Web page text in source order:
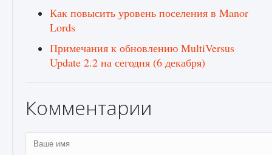
Как повысить уровень поселения в Manor
Lords
Примечания к обновлению MultiVersus
Update 2.2 на сегодня (6 декабря)
Комментарии